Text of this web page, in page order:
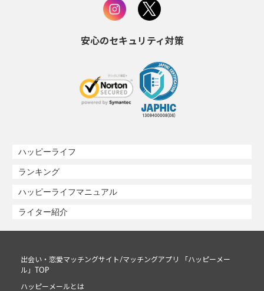
安心のセキュリティ対策
ハッピーライフ
ランキング
ハッピーライフマニュアル
ライター紹介
出会い・恋愛マッチングサイト/マッチングアプリ 「ハッピーメー
ル」TOP
ハッピーメールとは